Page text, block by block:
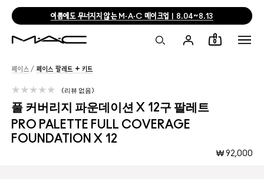
여름에도 무너지지 않는 M·A·C 메이크업 | 8.04~8.13
0
페이스 / 페이스 팔레트 + 키트
풀 커버리지 파운데이션 X 12구 팔레트
PRO PALETTE FULL COVERAGE
FOUNDATION X 12
₩ 92,000
리뷰 없음